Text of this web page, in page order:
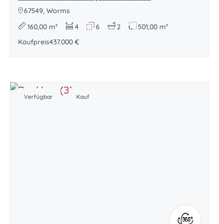
67549, Worms
160,00 m²
4 6 2
501,00 m²
Kaufpreis437.000 €
Verfügbar Kauf